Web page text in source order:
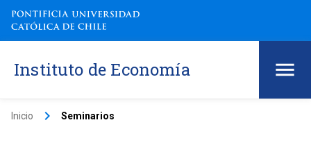
Instituto de Economía
Inicio keyboard_arrow_right Seminarios